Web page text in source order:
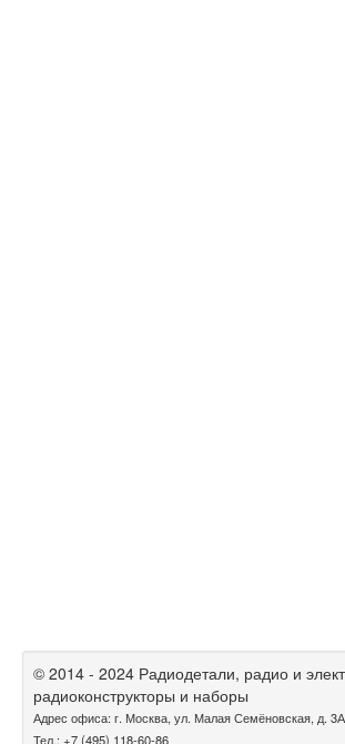
© 2014 - 2024 Радиодетали, радио и
радиоконструкторы и наборы
Адрес офиса: г. Москва, ул. Малая Семёновская, д.
Тел.: +7 (495) 118-60-86